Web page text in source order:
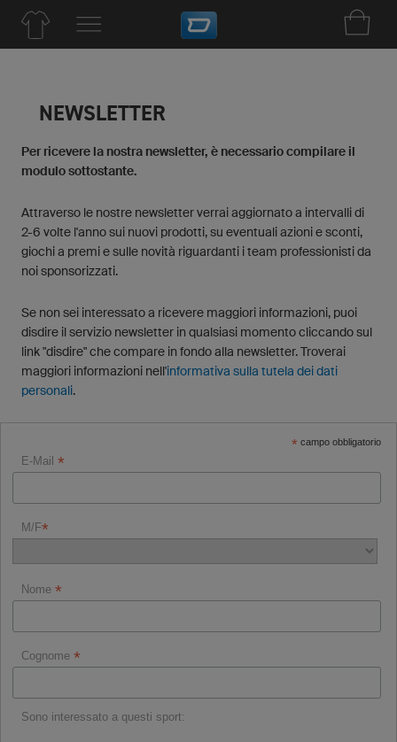
NEWSLETTER
Per ricevere la nostra newsletter, è necessario compilare il
modulo sottostante.
Attraverso le nostre newsletter verrai aggiornato a intervalli di
2-6 volte l'anno sui nuovi prodotti, su eventuali azioni e sconti,
giochi a premi e sulle novità riguardanti i team professionisti da
noi sponsorizzati.
Se non sei interessato a ricevere maggiori informazioni, puoi
disdire il servizio newsletter in qualsiasi momento cliccando sul
link "disdire" che compare in fondo alla newsletter. Troverai
maggiori informazioni nell'informativa sulla tutela dei dati
personali.
* campo obbligatorio
E-Mail*
M/F*
Nome*
Cognome*
Sono interessato a questi sport: